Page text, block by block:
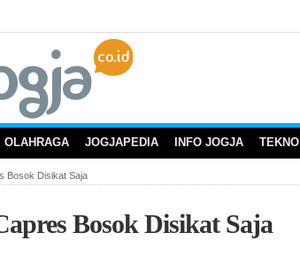
OLAHRAGA JOGJAPEDIA INFO JOGJA TEKNO
Bosok Disikat Saja
Bosok Disikat Saja